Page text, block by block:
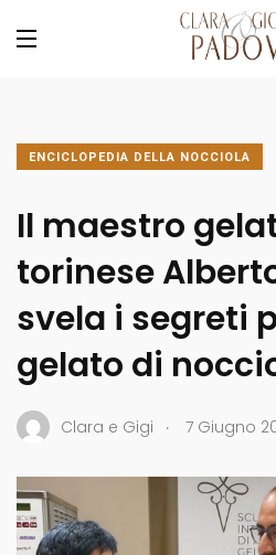
ENCICLOPEDIA DELLA NOCCIOLA
Il maestro
torinese
svela i segreti
gelato di
Clara e Gigi . 7 Giugno